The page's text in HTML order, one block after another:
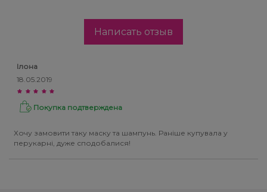
Написать отзыв
Ілона
18.05.2019
Покупка подтверждена
Хочу замовити таку маску та шампунь. Раніше купувала у
перукарні, дуже сподобалися!